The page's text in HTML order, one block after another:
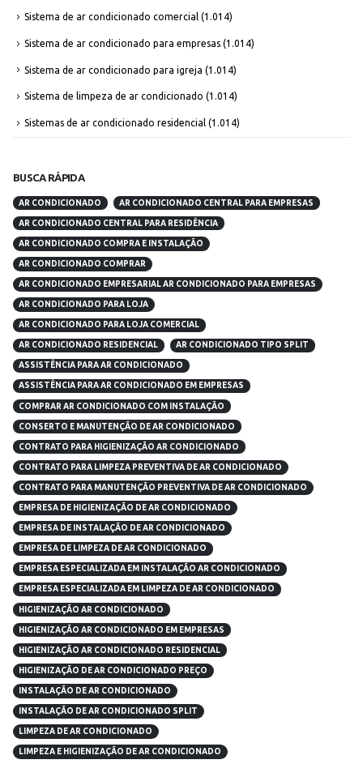
Sistema de ar condicionado comercial (1.014)
Sistema de ar condicionado para empresas (1.014)
Sistema de ar condicionado para igreja (1.014)
Sistema de limpeza de ar condicionado (1.014)
Sistemas de ar condicionado residencial (1.014)
BUSCA RÁPIDA
AR CONDICIONADO AR CONDICIONADO CENTRAL PARA EMPRESAS
AR CONDICIONADO CENTRAL PARA RESIDÊNCIA
AR CONDICIONADO COMPRA E INSTALAÇÃO
AR CONDICIONADO COMPRAR
AR CONDICIONADO EMPRESARIAL AR CONDICIONADO PARA EMPRESAS
AR CONDICIONADO PARA LOJA
AR CONDICIONADO PARA LOJA COMERCIAL
AR CONDICIONADO RESIDENCIAL AR CONDICIONADO TIPO SPLIT
ASSISTÊNCIA PARA AR CONDICIONADO
ASSISTÊNCIA PARA AR CONDICIONADO EM EMPRESAS
COMPRAR AR CONDICIONADO COM INSTALAÇÃO
CONSERTO E MANUTENÇÃO DE AR CONDICIONADO
CONTRATO PARA HIGIENIZAÇÃO AR CONDICIONADO
CONTRATO PARA LIMPEZA PREVENTIVA DE AR CONDICIONADO
CONTRATO PARA MANUTENÇÃO PREVENTIVA DE AR CONDICIONADO
EMPRESA DE HIGIENIZAÇÃO DE AR CONDICIONADO
EMPRESA DE INSTALAÇÃO DE AR CONDICIONADO
EMPRESA DE LIMPEZA DE AR CONDICIONADO
EMPRESA ESPECIALIZADA EM INSTALAÇÃO AR CONDICIONADO
EMPRESA ESPECIALIZADA EM LIMPEZA DE AR CONDICIONADO
HIGIENIZAÇÃO AR CONDICIONADO
HIGIENIZAÇÃO AR CONDICIONADO EM EMPRESAS
HIGIENIZAÇÃO AR CONDICIONADO RESIDENCIAL
HIGIENIZAÇÃO DE AR CONDICIONADO PREÇO
INSTALAÇÃO DE AR CONDICIONADO
INSTALAÇÃO DE AR CONDICIONADO SPLIT
LIMPEZA DE AR CONDICIONADO
LIMPEZA E HIGIENIZAÇÃO DE AR CONDICIONADO